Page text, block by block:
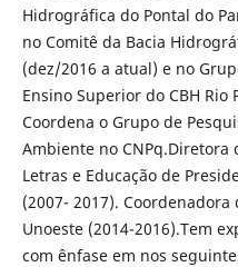
Hidrográfica do Pontal do
no Comitê da Bacia
(dez/2016 a atual) e no
Ensino Superior do CBH
Coordena o Grupo de
Ambiente no CNPq.Diretora
Letras e Educação de
(2007- 2017).
Unoeste (2014-2016).Tem
com ênfase em nos